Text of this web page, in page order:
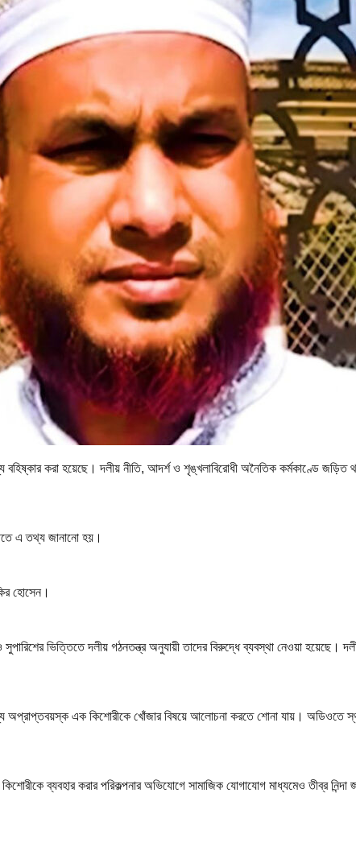
করা হয়েছে। দলীয় নীতি, আদর্শ ও শৃঙ্খলাবিরোধী অনৈতিক কর্মকাণ্ডে জড়িত
এ তথ্য জানানো হয়।
হোসেন।
ভিত্তিতে দলীয় গঠনতন্ত্র অনুযায়ী তাদের বিরুদ্ধে ব্যবস্থা নেওয়া হয়েছে।
এক কিশোরীকে খোঁজার বিষয়ে আলোচনা করতে শোনা যায়। অডিওতে
ব্যবহার করার পরিকল্পনার অভিযোগে সামাজিক যোগাযোগ মাধ্যমেও তীব্র নিন্দা